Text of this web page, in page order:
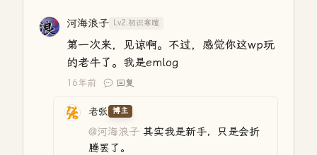
河海浪子 Lv2.初识寒暄
第一次来，见谅啊。不过，感觉你这wp玩
的老牛了。我是emlog
16年前 回复
老张 博主
@河海浪子 其实我是新手，只是会折
腾罢了。